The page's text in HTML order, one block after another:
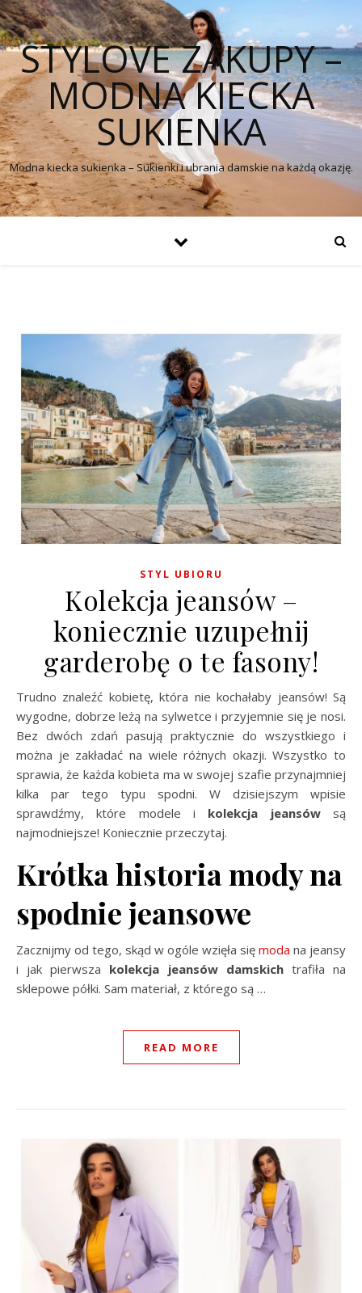
STYLOVE ZAKUPY –
MODNA KIECKA
SUKIENKA
Modna kiecka sukienka – Sukienki i ubrania damskie na każdą okazję.
STYL UBIORU
Kolekcja jeansów –
koniecznie uzupełnij
garderobę o te fasony!
Trudno znaleźć kobietę, która nie kochałaby jeansów! Są
wygodne, dobrze leżą na sylwetce i przyjemnie się je nosi.
Bez dwóch zdań pasują praktycznie do wszystkiego i
można je zakładać na wiele różnych okazji. Wszystko to
sprawia, że każda kobieta ma w swojej szafie przynajmniej
kilka par tego typu spodni. W dzisiejszym wpisie
sprawdźmy, które modele i kolekcja jeansówsą
najmodniejsze! Koniecznie przeczytaj.
Krótka historia mody na
spodnie jeansowe
Zacznijmy od tego, skąd w ogóle wzięła się moda na jeansy
i jak pierwsza kolekcja jeansów damskichtrafiła na
sklepowe półki. Sam materiał, z którego są …
READ MORE